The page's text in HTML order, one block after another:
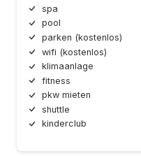
spa
pool
parken (kostenlos)
wifi (kostenlos)
klimaanlage
fitness
pkw mieten
shuttle
kinderclub